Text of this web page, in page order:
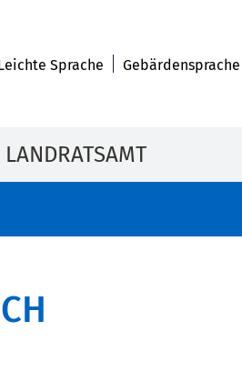
Sprache Gebärdensprache
LANDRATSAMT